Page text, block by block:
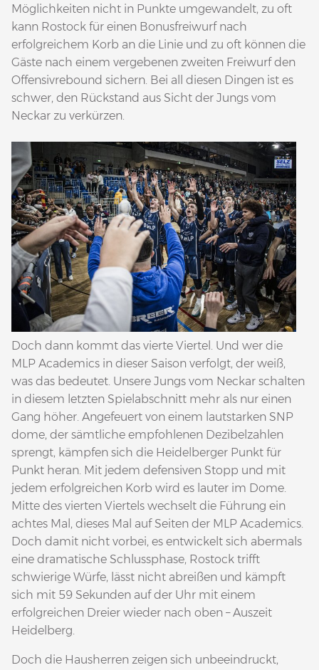
Möglichkeiten nicht in Punkte umgewandelt, zu oft
kann Rostock für einen Bonusfreiwurf nach
erfolgreichem Korb an die Linie und zu oft können die
Gäste nach einem vergebenen zweiten Freiwurf den
Offensivrebound sichern. Bei all diesen Dingen ist es
schwer, den Rückstand aus Sicht der Jungs vom
Neckar zu verkürzen.
Doch dann kommt das vierte Viertel. Und wer die
MLP Academics in dieser Saison verfolgt, der weiß,
was das bedeutet. Unsere Jungs vom Neckar schalten
in diesem letzten Spielabschnitt mehr als nur einen
Gang höher. Angefeuert von einem lautstarken SNP
dome, der sämtliche empfohlenen Dezibelzahlen
sprengt, kämpfen sich die Heidelberger Punkt für
Punkt heran. Mit jedem defensiven Stopp und mit
jedem erfolgreichen Korb wird es lauter im Dome.
Mitte des vierten Viertels wechselt die Führung ein
achtes Mal, dieses Mal auf Seiten der MLP Academics.
Doch damit nicht vorbei, es entwickelt sich abermals
eine dramatische Schlussphase, Rostock trifft
schwierige Würfe, lässt nicht abreißen und kämpft
sich mit 59 Sekunden auf der Uhr mit einem
erfolgreichen Dreier wieder nach oben – Auszeit
Heidelberg.
Doch die Hausherren zeigen sich unbeeindruckt,